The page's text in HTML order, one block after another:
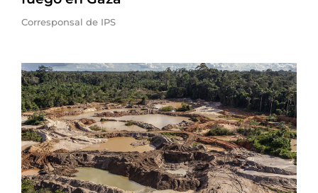
Corresponsal de IPS